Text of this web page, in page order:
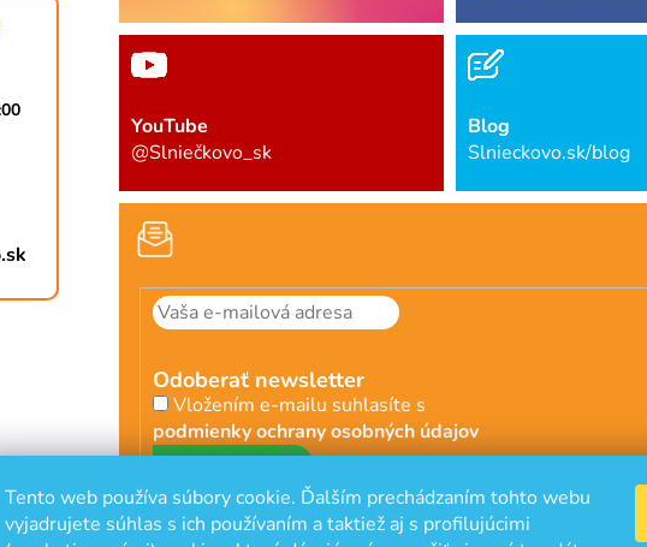
Tento web používa súbory cookie. Ďalším prechádzaním tohto webu
vyjadrujete súhlas s ich používaním a taktiež aj s profilujúcimi
YouTube
@Slniečkovo_sk
Blog
Slnieckovo.sk/blog
Odoberať newsletter
Vložením e-mailu suhlasíte s
podmienky ochrany osobných údajov
SA